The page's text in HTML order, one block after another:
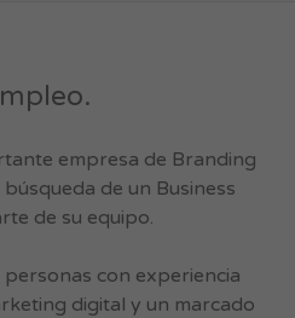
empresa de Branding
de un Business
de su equipo.
con experiencia
digital y un marcado